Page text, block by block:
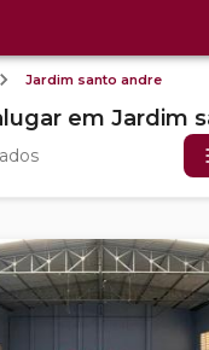
Jardim santo andre
em Jardim